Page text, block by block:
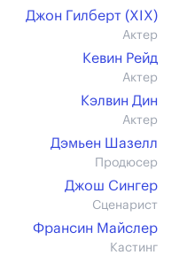
Джон Гилберт (XIX)
Актер
Кевин Рейд
Актер
Кэлвин Дин
Актер
Дэмьен Шазелл
Продюсер
Джош Сингер
Сценарист
Франсин Майслер
Кастинг